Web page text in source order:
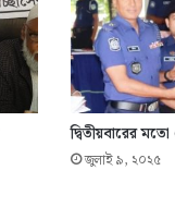
দ্বিতীয়বারের
জুলাই ৯, ২০২৫